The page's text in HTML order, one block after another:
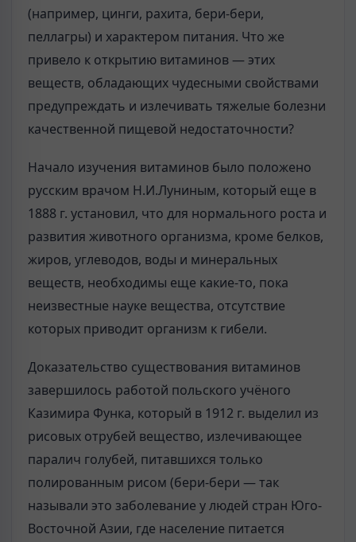
(например, цинги, рахита, бери-бери,
пеллагры) и характером питания. Что же
привело к открытию витаминов — этих
веществ, обладающих чудесными свойствами
предупреждать и излечивать тяжелые болезни
качественной пищевой недостаточности?
Начало изучения витаминов было положено
русским врачом Н.И.Луниным, который еще в
1888 г. установил, что для нормального роста и
развития животного организма, кроме белков,
жиров, углеводов, воды и минеральных
веществ, необходимы еще какие-то, пока
неизвестные науке вещества, отсутствие
которых приводит организм к гибели.
Доказательство существования витаминов
завершилось работой польского учёного
Казимира Функа, который в 1912 г. выделил из
рисовых отрубей вещество, излечивающее
паралич голубей, питавшихся только
полированным рисом (бери-бери — так
называли это заболевание у людей стран Юго-
Восточной Азии, где население питается